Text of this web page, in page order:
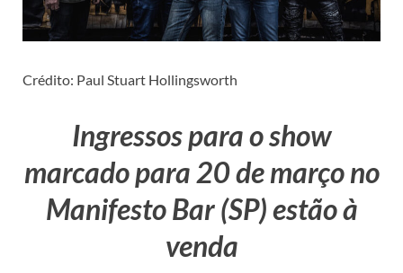
Crédito: Paul Stuart Hollingsworth
Ingressos para o show
marcado para 20 de março no
Manifesto Bar (SP) estão à
venda